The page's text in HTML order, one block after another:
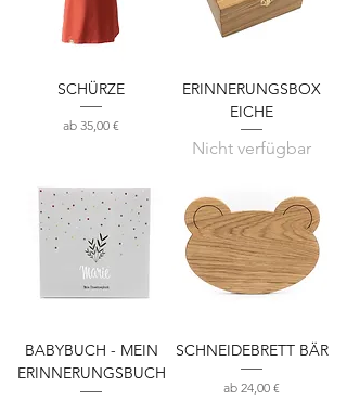
SCHÜRZE
ab 35,00 €
Sale-Preis
ERINNERUNGSBOX
EICHE
Nicht verfügbar
BABYBUCH - MEIN
ERINNERUNGSBUCH
SCHNEIDEBRETT BÄR
ab 24,00 €
Sale-Preis